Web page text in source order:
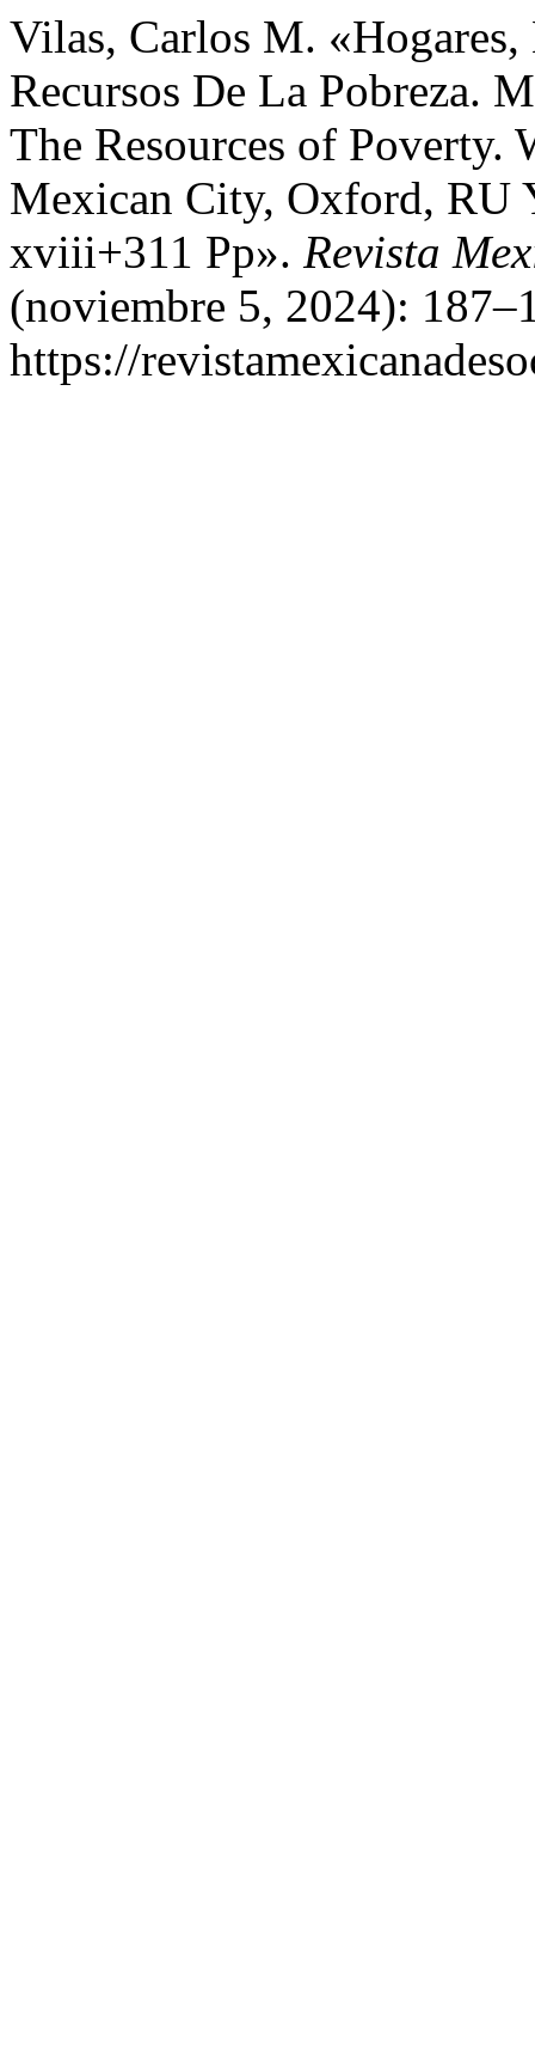
Vilas, Carlos M.
Recursos De La Pobreza.
The Resources of Poverty.
Mexican City, Oxford, RU
xviii+311 Pp». Revista
(noviembre 5, 2024):
https://